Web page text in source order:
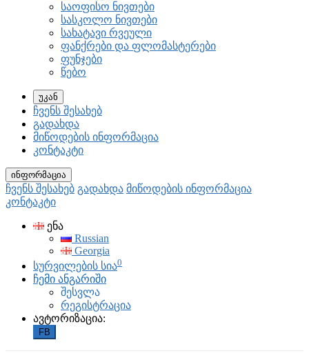
საოფისო ნივთები
სასკოლო ნივთები
სახატავი რვეული
ფანქრები და ფლომასტერები
ფუნჯები
წებო
უკან
ჩვენს შესახებ
გადახდა
მიწოდების ინფორმაცია
კონტაკტი
ინფორმაცია
ჩვენს შესახებ გადახდა მიწოდების ინფორმაცია
კონტაკტი
ენა
Russian
Georgia
სურვილების სია0
ჩემი ანგარიში
შესვლა
რეგისტრაცია
ავტორიზაცია:
FB